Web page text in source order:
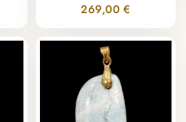
269,00 €